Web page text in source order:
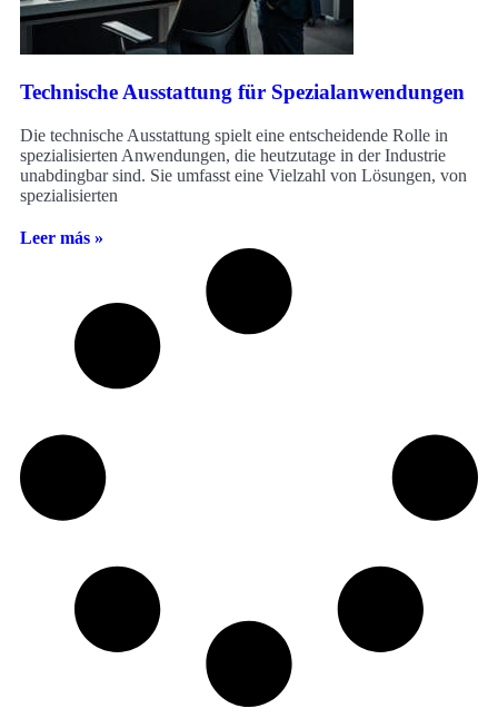
Technische Ausstattung für Spezialanwendungen
Die technische Ausstattung spielt eine entscheidende Rolle in
spezialisierten Anwendungen, die heutzutage in der Industrie
unabdingbar sind. Sie umfasst eine Vielzahl von Lösungen, von
spezialisierten
Leer más »